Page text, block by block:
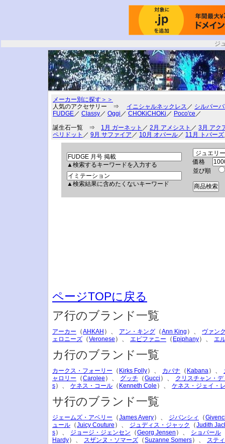
ジ
メーカー別に探す＞＞
人気のアクセサリー ⇒ イニシャルネックレス ／ シルバー
FUDGE／ Classy／ Oggi ／ CHOKiCHOKi ／ Poco'ce ／
誕生石一覧 ⇒ 1月 ガーネット ／ 2月 アメシスト ／ 3月 アク
ペリドット ／ 9月 サファイア ／ 10月 オパール／ 11月 トパーズ
▲検索するキーワードを入力する
▲検索結果に含めたくないキーワード
価格
並び順
ページTOPに戻る
ア行のブランド一覧
アーカー （AHKAH ）、 アン・キング （Ann King ）、
ヴァン
ェロニーズ （Veronese ）、 エピファニー （ Epiphany）、 エ
カ行のブランド一覧
カークス・フォーリー （ Kirks Folly）、 カバナ （ Kabana）、
ャロリー
（Carolee ）、 グッチ （Gucci ）、
クリスチャン・
s）、 ケネス・コール （ Kenneth Cole ）、 ケネス・ジェイ・
サ行のブランド一覧
ジェームズ・アベリー （James Avery）、 ジバンシィ （
ュール （Juicy Couture ）、 ジュディス・ジャック （Judith
s）、 ジョージ・ジェンセン （Georg Jensen ）、 ショパール
Hardy）、 スザンヌ・ソマーズ （Suzanne Somers）、 ステ